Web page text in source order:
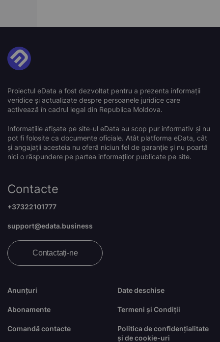
Proiectul eData a fost dezvoltat pentru a prezenta informații
veridice și actualizate despre persoanele juridice care
activează în cadrul legal din Republica Moldova.
Informațiile afișate pe site-ul eData au scop pur informativ și nu
pot fi folosite ca documente oficiale. Atât platforma eData, cât
și angajații acesteia nu oferă niciun fel de garanție și nu poartă
nici o răspundere pe partea informaților publicate pe site.
Anunțuri
Abonamente
Comandă contacte
Date deschise
Termeni și Condiții
Politica de confidențialitate
și de cookie-uri
Contacte
+37322101777
support@edata.business
Contactați-ne